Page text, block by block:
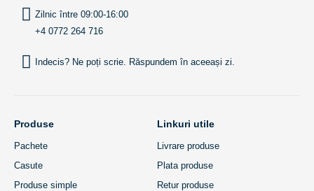
Zilnic între 09:00-16:00
+4 0772 264 716
Indecis? Ne poți scrie. Răspundem în aceeași zi.
Produse
Pachete
Casute
Produse simple
Linkuri utile
Livrare produse
Plata produse
Retur produse